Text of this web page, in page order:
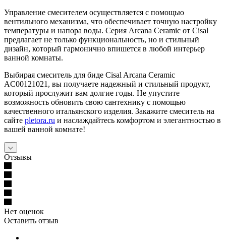
Управление смесителем осуществляется с помощью
вентильного механизма, что обеспечивает точную настройку
температуры и напора воды. Серия Arcana Ceramic от Cisal
предлагает не только функциональность, но и стильный
дизайн, который гармонично впишется в любой интерьер
ванной комнаты.
Выбирая смеситель для биде Cisal Arcana Ceramic
AC00121021, вы получаете надежный и стильный продукт,
который прослужит вам долгие годы. Не упустите
возможность обновить свою сантехнику с помощью
качественного итальянского изделия. Закажите смеситель на
сайте pletora.ru и наслаждайтесь комфортом и элегантностью в
вашей ванной комнате!
Отзывы
Нет оценок
Оставить отзыв